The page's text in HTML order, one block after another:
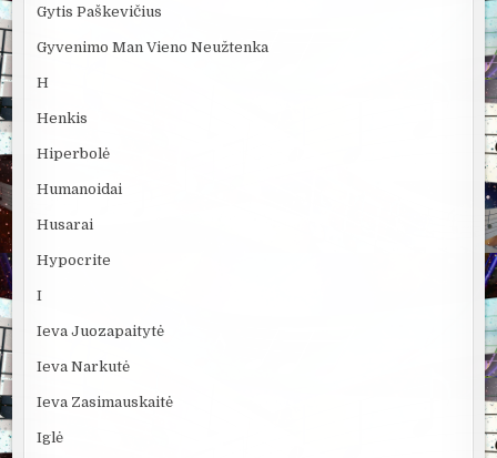
Gytis Paškevičius
Gyvenimo Man Vieno Neužtenka
H
Henkis
Hiperbolė
Humanoidai
Husarai
Hypocrite
I
Ieva Juozapaitytė
Ieva Narkutė
Ieva Zasimauskaitė
Iglė